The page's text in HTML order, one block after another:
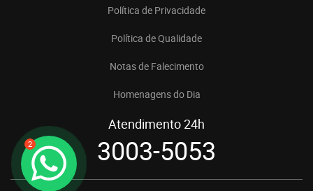
2
Política de Privacidade
Política de Qualidade
Notas de Falecimento
Homenagens do Dia
Atendimento 24h
3003-5053